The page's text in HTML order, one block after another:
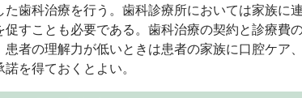
歯科治療を行う。歯科診療所においては家族に
すことも必要である。歯科治療の契約と診療費
者の理解力が低いときは患者の家族に口腔ケア
を得ておくとよい。